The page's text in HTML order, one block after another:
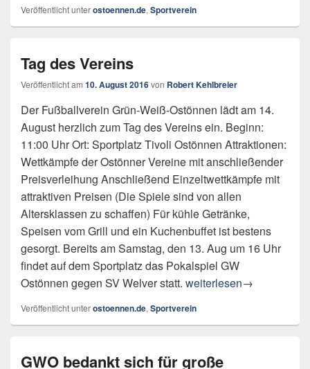
Veröffentlicht unterostoennen.de, Sportverein
Tag des Vereins
Veröffentlicht am 10. August 2016von Robert Kehlbreier
Der Fußballverein Grün-Weiß-Ostönnen lädt am 14.
August herzlich zum Tag des Vereins ein. Beginn:
11:00 Uhr Ort: Sportplatz Tivoli Ostönnen Attraktionen:
Wettkämpfe der Ostönner Vereine mit anschließender
Preisverleihung Anschließend Einzeltwettkämpfe mit
attraktiven Preisen (Die Spiele sind von allen
Altersklassen zu schaffen) Für kühle Getränke,
Speisen vom Grill und ein Kuchenbuffet ist bestens
gesorgt. Bereits am Samstag, den 13. Aug um 16 Uhr
findet auf dem Sportplatz das Pokalspiel GW
Ostönnen gegen SV Welver statt. Tag des Vereins
weiterlesen→
Veröffentlicht unterostoennen.de, Sportverein
GWO bedankt sich für große